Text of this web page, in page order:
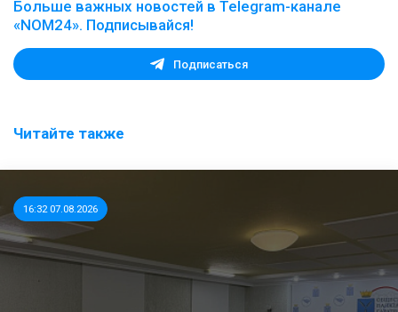
Больше важных новостей в Telegram-канале
«NOM24». Подписывайся!
Подписаться
Читайте также
16:32 07.08.2026